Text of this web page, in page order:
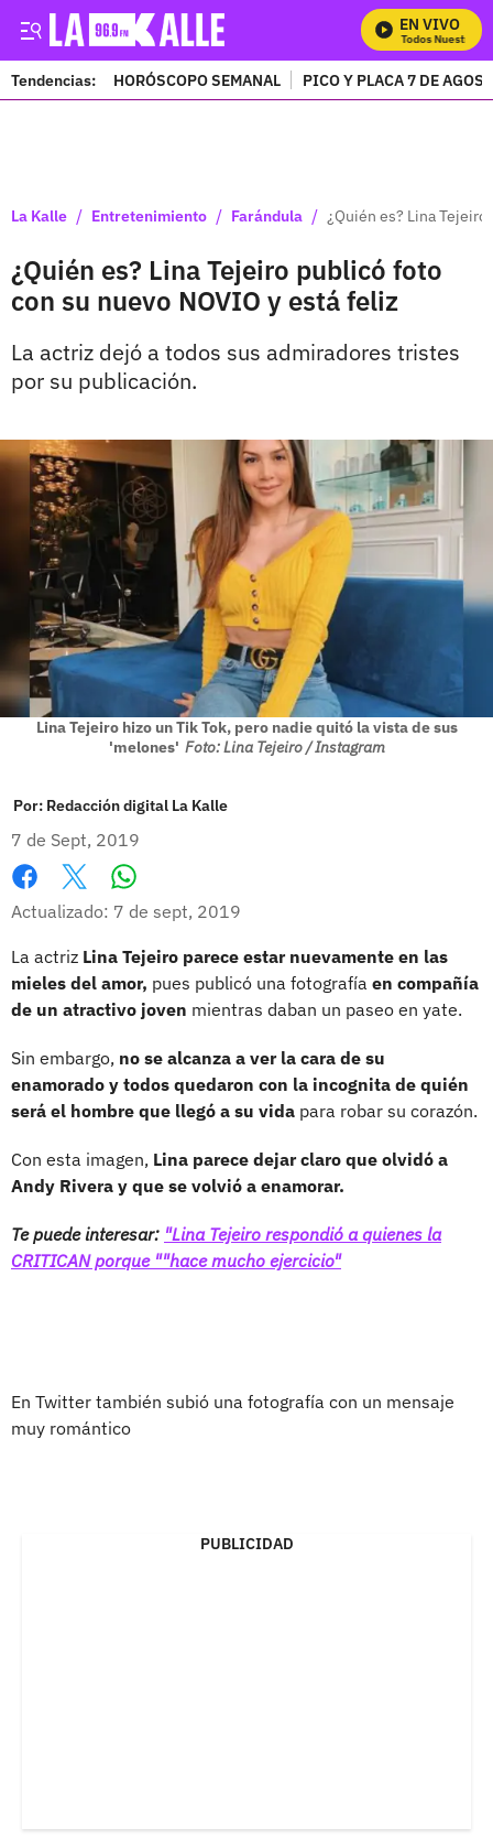
EN VIVO
Mira Todos Nuestros
Tendencias: HORÓSCOPO SEMANAL PICO Y PLACA 7 DE
La Kalle / Entretenimiento / Farándula / ¿Quién es? Lina
¿Quién es? Lina Tejeiro publicó foto
con su nuevo NOVIO y está feliz
La actriz dejó a todos sus admiradores tristes
por su publicación.
Lina Tejeiro hizo un Tik Tok, pero nadie quitó la vista de sus
'melones' Foto: Lina Tejeiro / Instagram
Por: Redacción digital La Kalle
7 de Sept, 2019
Facebook
X
Actualizado: 7 de sept, 2019
La actriz Lina Tejeiro parece estar nuevamente en las
mieles del amor, pues publicó una fotografía en compañía
de un atractivo joven mientras daban un paseo en yate.
Sin embargo, no se alcanza a ver la cara de su
enamorado y todos quedaron con la incognita de quién
será el hombre que llegó a su vida para robar su corazón.
Con esta imagen, Lina parece dejar claro que olvidó a
Andy Rivera y que se volvió a enamorar.
Te puede interesar: "Lina Tejeiro respondió a quienes la
CRITICAN porque ""hace mucho ejercicio"
En Twitter también subió una fotografía con un mensaje
muy romántico
PUBLICIDAD